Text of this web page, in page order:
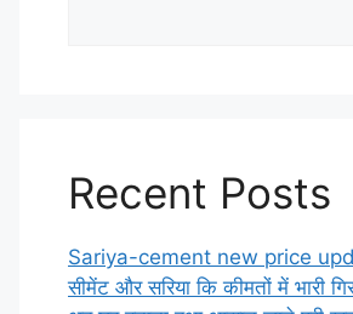
Recent Posts
Sariya-cement new price
सीमेंट और सरिया कि कीमतों में भारी